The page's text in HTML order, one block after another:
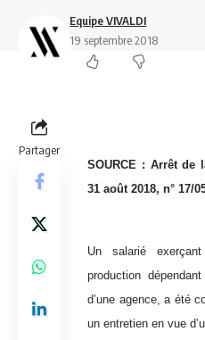
Equipe VIVALDI
19 septembre 2018
Partager
SOURCE : Arrêt de
31 août 2018, n° 17/
Un salarié
production
d’une agence, a été
un entretien en vue